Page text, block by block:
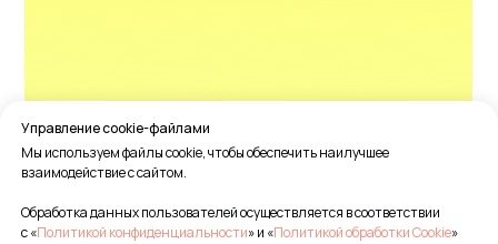
Управление cookie-файлами
Мы используем файлы cookie, чтобы обеспечить наилучшее
взаимодействие с сайтом.
Обработка данных пользователей осуществляется в соответствии
с «Политикой конфиденциальности» и «Политикой обработки Cookie»